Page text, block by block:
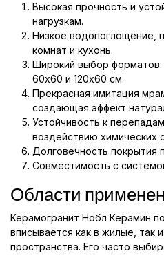
Высокая прочность и
нагрузкам.
Низкое водопоглощение,
комнат и кухонь.
Широкий выбор
60x60 и 120x60 см.
Прекрасная имитация
создающая эффект
Устойчивость к
воздействию химических
Долговечность покрытия
Совместимость с
Области
Керамогранит Нобл Керамин
вписывается как в жилые, так
пространства. Его часто